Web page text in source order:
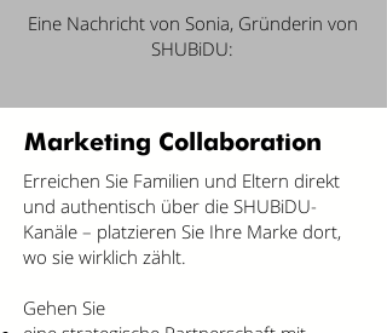
Eine Nachricht von Sonia, Gründerin von
SHUBiDU:
Marketing Collaboration
Erreichen Sie Familien und Eltern direkt
und authentisch über die SHUBiDU-
Kanäle – platzieren Sie Ihre Marke dort,
wo sie wirklich zählt.
Gehen Sie